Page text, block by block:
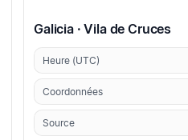
Galicia · Vila de Cruces
Heure (UTC)
Coordonnées
Source